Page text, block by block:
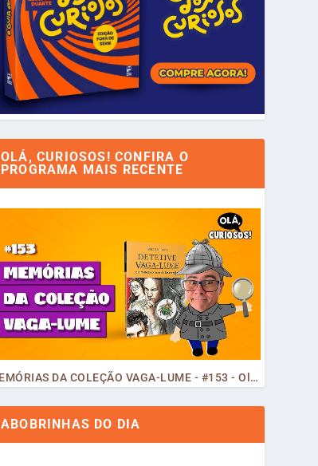
OLÁ, CURIOSOS! CONFIRA O
PROGRAMA MAIS RECENTE
MEMÓRIAS DA COLEÇÃO VAGA-LUME - #153 - Olá, Curiosos! 2023
ABOBRINHAS DO DIA